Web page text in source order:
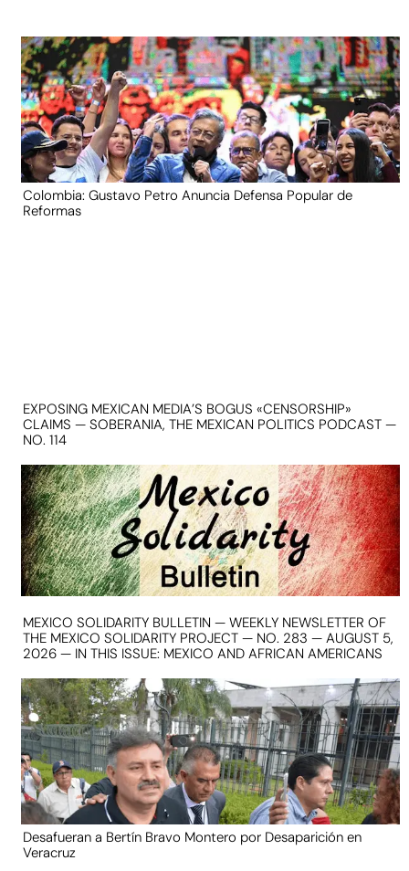
Colombia: Gustavo Petro Anuncia Defensa Popular de
Reformas
EXPOSING MEXICAN MEDIA’S BOGUS «CENSORSHIP»
CLAIMS — SOBERANIA, THE MEXICAN POLITICS PODCAST —
NO. 114
MEXICO SOLIDARITY BULLETIN — WEEKLY NEWSLETTER OF
THE MEXICO SOLIDARITY PROJECT — NO. 283 — AUGUST 5,
2026 — IN THIS ISSUE: MEXICO AND AFRICAN AMERICANS
Desafueran a Bertín Bravo Montero por Desaparición en
Veracruz